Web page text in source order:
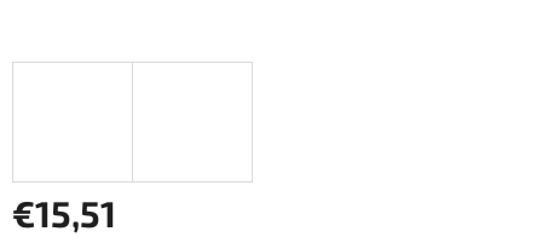
€15,51